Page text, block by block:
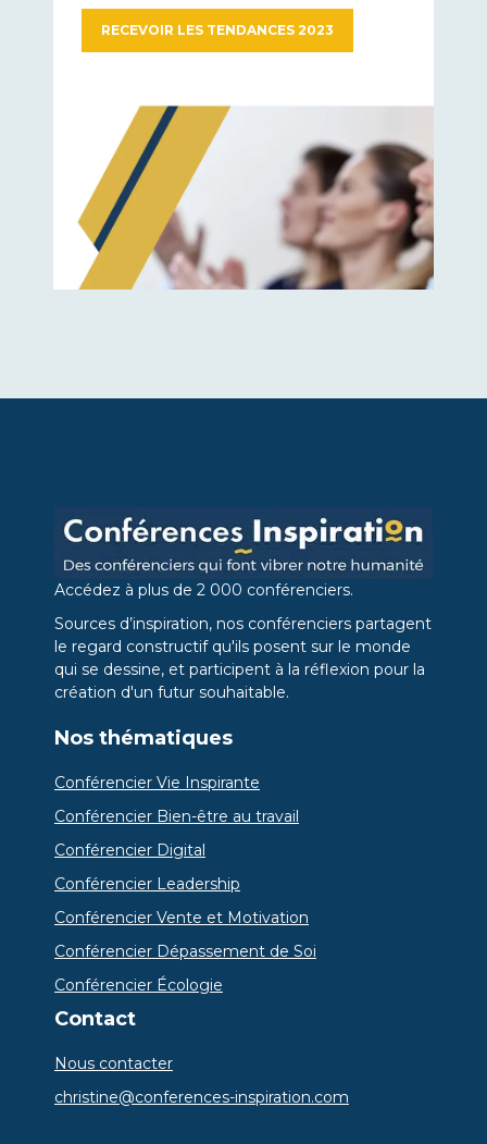
RECEVOIR LES TENDANCES 2023
Accédez à plus de 2 000 conférenciers.
Sources d’inspiration, nos conférenciers partagent
le regard constructif qu'ils posent sur le monde
qui se dessine, et participent à la réflexion pour la
création d'un futur souhaitable.
Nos thématiques
Conférencier Vie Inspirante
Conférencier Bien-être au travail
Conférencier Digital
Conférencier Leadership
Conférencier Vente et Motivation
Conférencier Dépassement de Soi
Conférencier Écologie
Contact
Nous contacter
christine@conferences-inspiration.com